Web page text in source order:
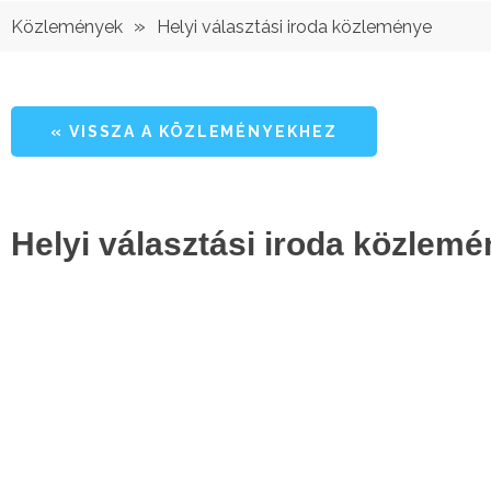
Közlemények » Helyi választási iroda közleménye
« VISSZA A KÖZLEMÉNYEKHEZ
Helyi választási iroda